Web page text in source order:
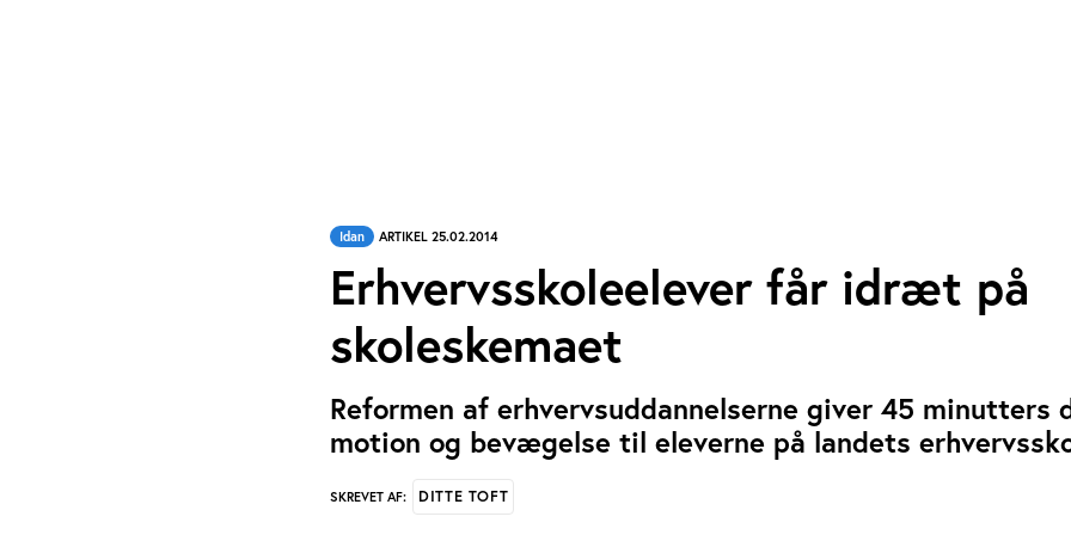
Idan ARTIKEL 25.02.2014
Erhvervsskoleelever får idræt på
skoleskemaet
Reformen af erhvervsuddannelserne giver 45 minutters
motion og bevægelse til eleverne på landets
SKREVET AF: DITTE TOFT